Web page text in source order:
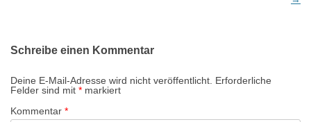
a
g
s
-
Schreibe einen Kommentar
Deine E-Mail-Adresse wird nicht veröffentlicht. Erforderliche
Felder sind mit * markiert
Kommentar *